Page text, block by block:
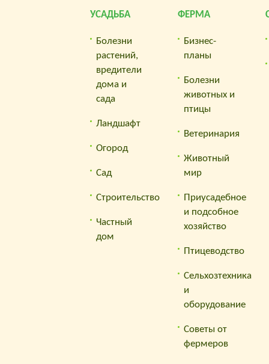
УСАДЬБА
Болезни
растений,
вредители
дома и
сада
Ландшафт
Огород
Сад
Строительство
Частный
дом
ФЕРМА
Бизнес-
планы
Болезни
животных и
птицы
Ветеринария
Животный
мир
Приусадебное
и подсобное
хозяйство
Птицеводство
Сельхозтехника
и
оборудование
Советы от
фермеров